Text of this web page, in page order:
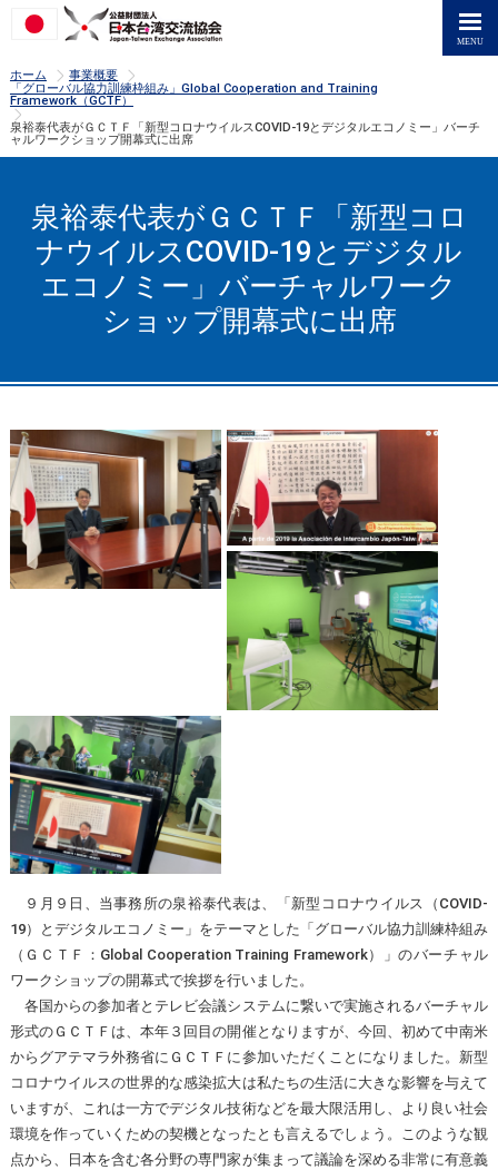
ホーム >
事業概要
「グローバル協力訓練枠組み」Global Cooperation and Training
Framework（GCTF）
泉裕泰代表がＧＣＴＦ「新型コロナウイルスCOVID-19とデジタルエコノミー」バーチ
ャルワークショップ開幕式に出席
泉裕泰代表がＧＣＴＦ「新型コロ
ナウイルスCOVID-19とデジタル
エコノミー」バーチャルワーク
ショップ開幕式に出席
９月９日、当事務所の泉裕泰代表は、「新型コロナウイルス（COVID-
19）とデジタルエコノミー」をテーマとした「グローバル協力訓練枠組み
（ＧＣＴＦ：Global Cooperation Training Framework）」のバーチャル
ワークショップの開幕式で挨拶を行いました。
各国からの参加者とテレビ会議システムに繋いで実施されるバーチャル
形式のＧＣＴＦは、本年３回目の開催となりますが、今回、初めて中南米
からグアテマラ外務省にＧＣＴＦに参加いただくことになりました。新型
コロナウイルスの世界的な感染拡大は私たちの生活に大きな影響を与えて
いますが、これは一方でデジタル技術などを最大限活用し、より良い社会
環境を作っていくための契機となったとも言えるでしょう。このような観
点から、日本を含む各分野の専門家が集まって議論を深める非常に有意義